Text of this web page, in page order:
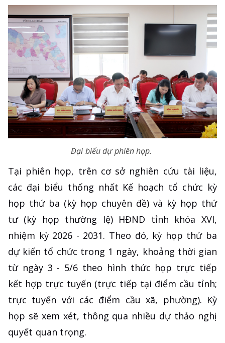
Đại biểu dự phiên họp.
Tại phiên họp, trên cơ sở nghiên cứu tài liệu,
các đại biểu thống nhất Kế hoạch tổ chức kỳ
họp thứ ba (kỳ họp chuyên đề) và kỳ họp thứ
tư (kỳ họp thường lệ) HĐND tỉnh khóa XVI,
nhiệm kỳ 2026 - 2031. Theo đó, kỳ họp thứ ba
dự kiến tổ chức trong 1 ngày, khoảng thời gian
từ ngày 3 - 5/6 theo hình thức họp trực tiếp
kết hợp trực tuyến (trực tiếp tại điểm cầu tỉnh;
trực tuyến với các điểm cầu xã, phường). Kỳ
họp sẽ xem xét, thông qua nhiều dự thảo nghị
quyết quan trọng.